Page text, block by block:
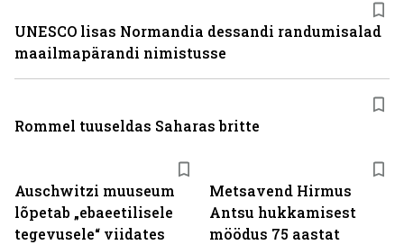
Auschwitzi muuseum
lõpetab „ebaeetilisele
tegevusele“ viidates
Metsavend Hirmus
Antsu hukkamisest
möödus 75 aastat
UNESCO lisas Normandia dessandi randumisalad
maailmapärandi nimistusse
Rommel tuuseldas Saharas britte